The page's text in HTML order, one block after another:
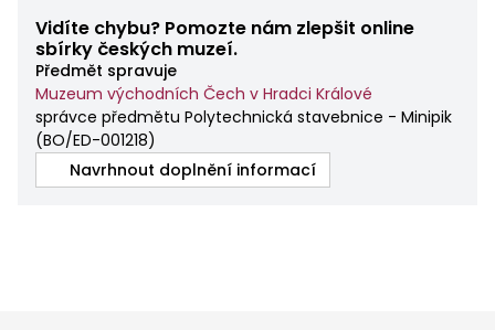
Vidíte chybu? Pomozte nám zlepšit online
sbírky českých muzeí.
Předmět spravuje
Muzeum východních Čech v Hradci Králové
správce předmětu Polytechnická stavebnice - Minipik
(BO/ED-001218)
Navrhnout doplnění informací